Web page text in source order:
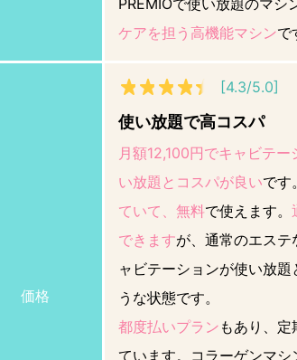
PREMIOで使い放題のマシ
ケアを担う高機能マシンで
価格
[4.3/5.0]
使い放題で高コスパ
月額12,100円でキャビテ
い放題とコスパが良いです。
ていて、無料で使えます。
できますが、通常のエステ
ャビテーションが使い放題
うな状態です。
都度払いプラン もあり、
ています。コラーゲンマ